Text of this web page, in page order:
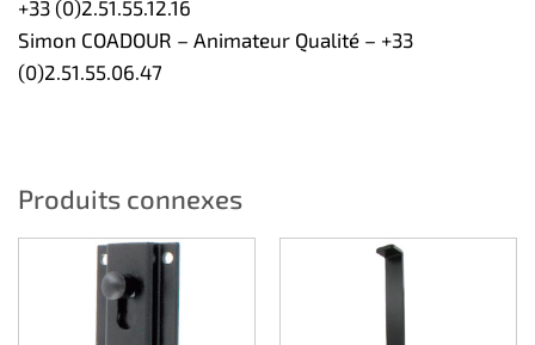
+33 (0)2.51.55.12.16
Simon COADOUR – Animateur Qualité – +33
(0)2.51.55.06.47
Produits connexes